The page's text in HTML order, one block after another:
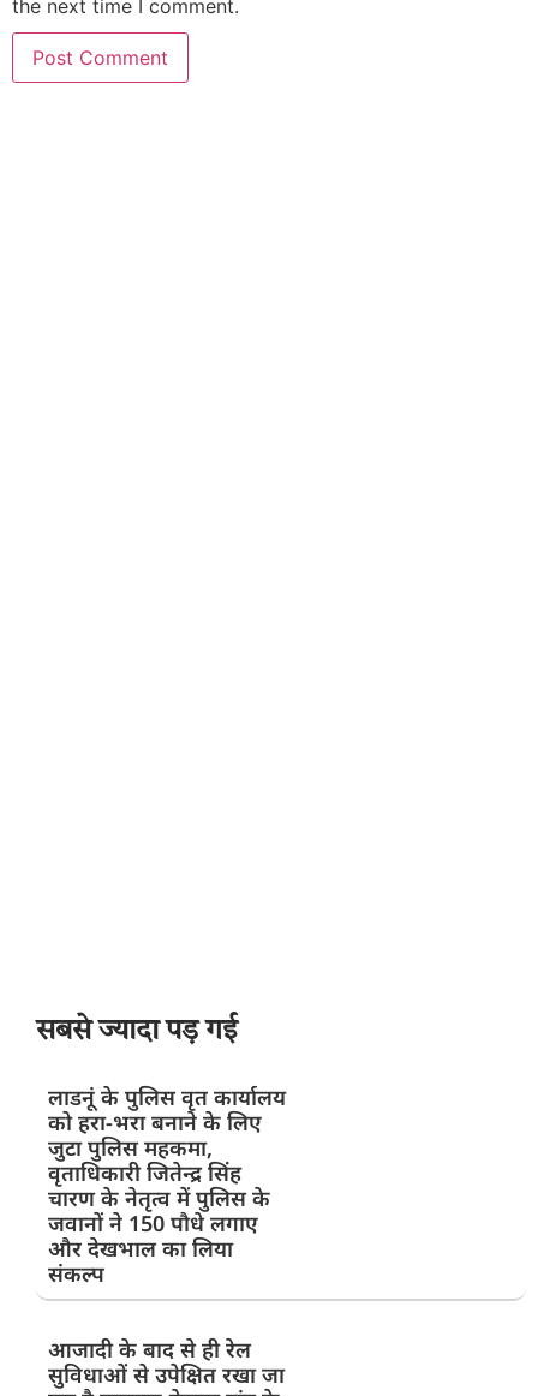
the next time I comment.
सबसे ज्यादा पड़ गई
लाडनूं के पुलिस वृत कार्यालय
को हरा-भरा बनाने के लिए
जुटा पुलिस महकमा,
वृताधिकारी जितेन्द्र सिंह
चारण के नेतृत्व में पुलिस के
जवानों ने 150 पौधे लगाए
और देखभाल का लिया
संकल्प
आजादी के बाद से ही रेल
सुविधाओं से उपेक्षित रखा जा